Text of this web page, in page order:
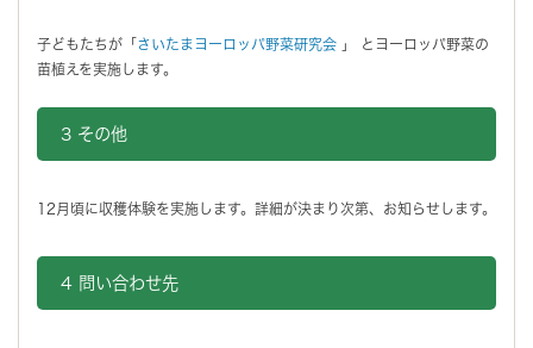
子どもたちが「 さいたまヨーロッパ野菜研究会 」 とヨーロッパ野菜の
苗植えを実施します。
3 その他
12月頃に収穫体験を実施します。詳細が決まり次第、お知らせします。
4 問い合わせ先